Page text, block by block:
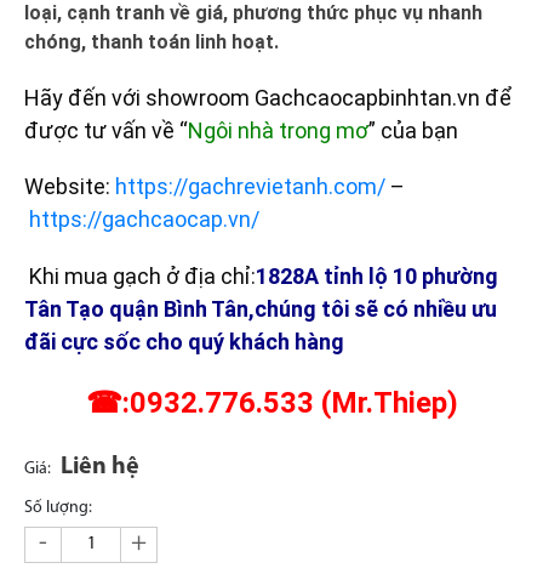
loại, cạnh tranh về giá, phương thức phục vụ nhanh
chóng, thanh toán linh hoạt.
Hãy đến với showroom Gachcaocapbinhtan.vn để
được tư vấn về “Ngôi nhà trong mơ” của bạn
Website: https://gachrevietanh.com/ –
https://gachcaocap.vn/
Khi mua gạch ở địa chỉ:1828A tỉnh lộ 10 phường
Tân Tạo quận Bình Tân,chúng tôi sẽ có nhiều ưu
đãi cực sốc cho quý khách hàng
☎:0932.776.533 (Mr.Thiep)
Giá: Liên hệ
Số lượng:
- +